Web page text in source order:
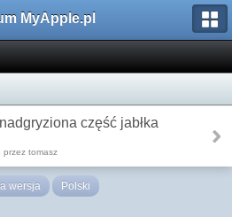
MyApple.pl
część jabłka
przez tomasz
wersja Polski